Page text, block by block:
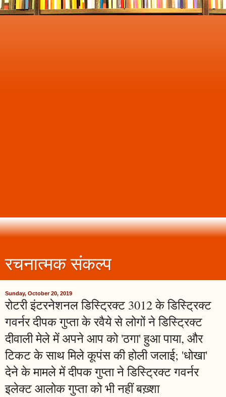
रचनात्मक संकल्प
Sunday, October 20, 2019
रोटरी इंटरनेशनल डिस्ट्रिक्ट 3012 के डिस्ट्रिक्ट
गवर्नर दीपक गुप्ता के रवैये से लोगों ने डिस्ट्रिक्ट
दीवाली मेले में अपने आप को 'ठगा' हुआ पाया, और
टिकट के साथ मिले कूपंस की होली जलाई; 'धोखा'
देने के मामले में दीपक गुप्ता ने डिस्ट्रिक्ट गवर्नर
इलेक्ट आलोक गुप्ता को भी नहीं बख़्शा